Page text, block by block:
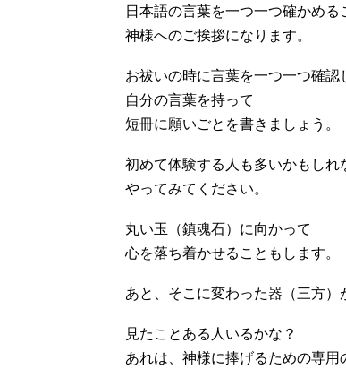
日本語の言葉を一つ一つ確かめる
神様へのご挨拶になります。
お祓いの時に言葉を一つ一つ確認
自分の言葉を持って
短冊に願いごとを書きましょう。
初めて体験する人も多いかもしれ
やってみてください。
丸い玉（鎮魂石）に向かって
心を落ち着かせることもします。
あと、そこに変わった器（三方）
見たことある人いるかな？
あれは、神様に捧げるための専用